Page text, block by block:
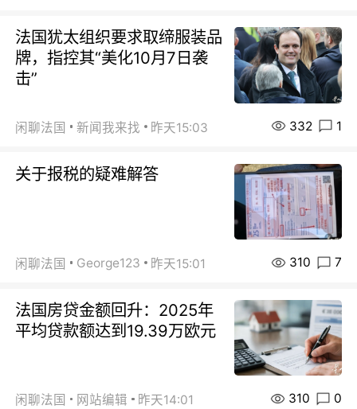
法国犹太组织要求取缔服装品
牌，指控其“美化10月7日袭
击”
闲聊法国 新闻我来找 昨天15:03 332 1
关于报税的疑难解答
闲聊法国 George123 昨天15:01 310 7
法国房贷金额回升：2025年
平均贷款额达到19.39万欧元
闲聊法国 网站编辑 昨天14:01 310 0